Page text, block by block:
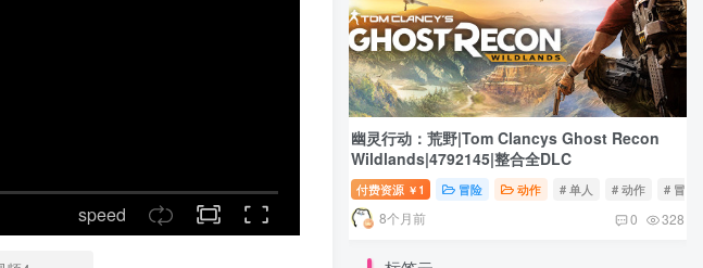
speed
幽灵行动：荒野|Tom Clancys Ghost Recon
Wildlands|4792145|整合全DLC
付费资源 ￥ 1 冒险 动作 # 单人 # 动作 # 冒险
8个月前 0 328